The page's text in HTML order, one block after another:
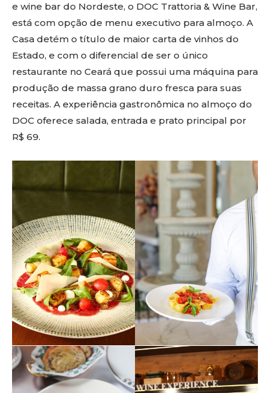
e wine bar do Nordeste, o DOC Trattoria & Wine Bar,
está com opção de menu executivo para almoço. A
Casa detém o título de maior carta de vinhos do
Estado, e com o diferencial de ser o único
restaurante no Ceará que possui uma máquina para
produção de massa grano duro fresca para suas
receitas. A experiência gastronômica no almoço do
DOC oferece salada, entrada e prato principal por
R$ 69.